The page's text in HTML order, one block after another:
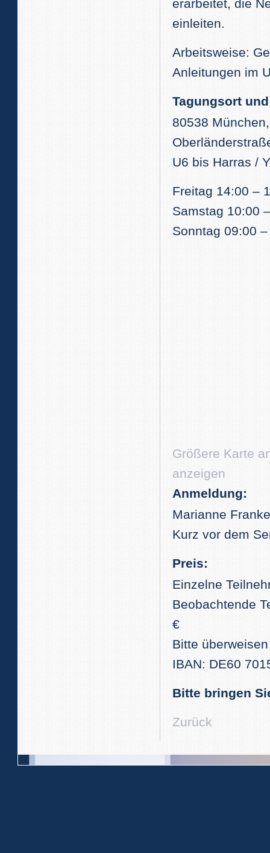
erarbeitet, die
einleiten.
Arbeitsweise:
Anleitungen im
Tagungsort
80538
U6 bis Harras /
Freitag 14:00 –
Samstag 10:00
Sonntag 09:00
Größere Karte
anzeigen
Anmeldung:
Marianne
Kurz vor dem
Preis:
Einzelne
Beobachtende
€
Bitte
IBAN: DE60
Bitte bringen
Zurück